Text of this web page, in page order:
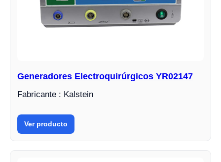
Generadores Electroquirúrgicos YR02147
Fabricante : Kalstein
Ver producto